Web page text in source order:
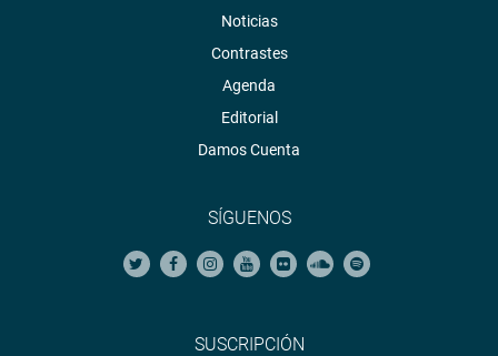
Noticias
Contrastes
Agenda
Editorial
Damos Cuenta
SÍGUENOS
SUSCRIPCIÓN